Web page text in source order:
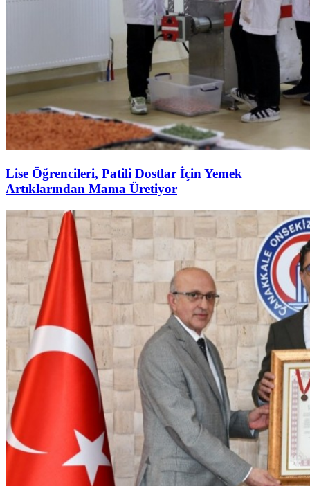
Lise Öğrencileri, Patili Dostlar İçin Yemek
Artıklarından Mama Üretiyor